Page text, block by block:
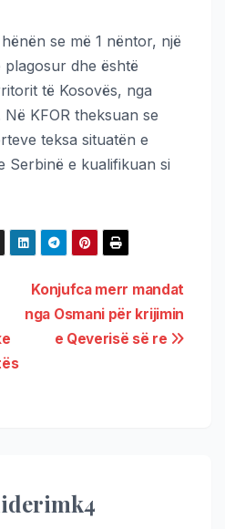
se më 1 nëntor, një
dhe është
të Kosovës, nga
KFOR theksuan se
teksa situatën e
Serbinë e kualifikuan si
Konjufca merr mandat
nga Osmani për krijimin
e Qeverisë së re